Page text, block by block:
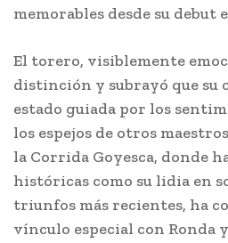
memorables desde su debut
El torero, visiblemente
distinción y subrayó que su
estado guiada por los
los espejos de otros
la Corrida Goyesca, donde
históricas como su lidia en
triunfos más recientes, ha
vínculo especial con Ronda